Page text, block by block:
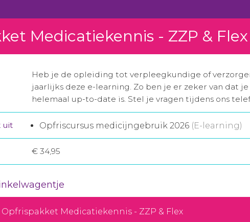
Medicatiekennis - ZZP & Flex
Heb je de opleiding tot verpleegkundige of
jaarlijks deze e-learning. Zo ben je er zeker van dat
helemaal up-to-date is. Stel je vragen tijdens ons
uit Opfriscursus medicijngebruik 2026 (E-learning)
€ 34,95
Medicatiekennis - ZZP & Flex